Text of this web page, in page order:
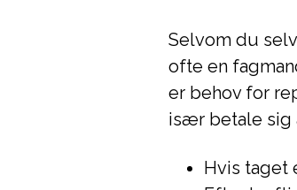
Selvom du
ofte en
er behov for
især betale sig
Hvis taget